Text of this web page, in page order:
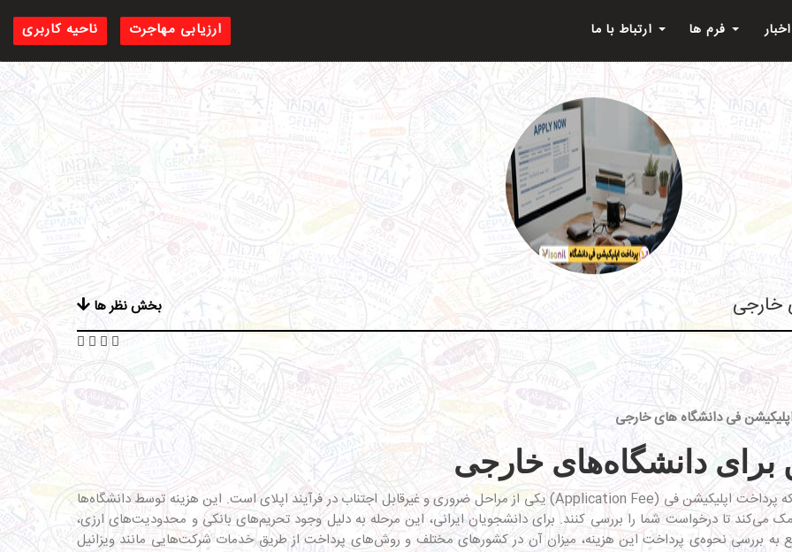
ناحیه کاربری ارزیابی مهاجرت اخبار
خارجی بخش نظر ها
برای دانشگاه‌های خارجی
پرداخت اپلیکیشن فی
(Application Fee) یکی از مراحل ضروری و غیرقابل اجتناب در فرآیند اپلای است. این هزینه توسط دانشگاه‌ها
می‌کند تا درخواست شما را بررسی کنند. برای دانشجویان ایرانی، این مرحله به دلیل وجود تحریم‌های بانکی و محدودیت‌های ارزی،
به بررسی نحوه‌ی پرداخت این هزینه، میزان آن در کشورهای مختلف و روش‌های پرداخت از طریق خدمات شرکت‌هایی مانند ویزانیل